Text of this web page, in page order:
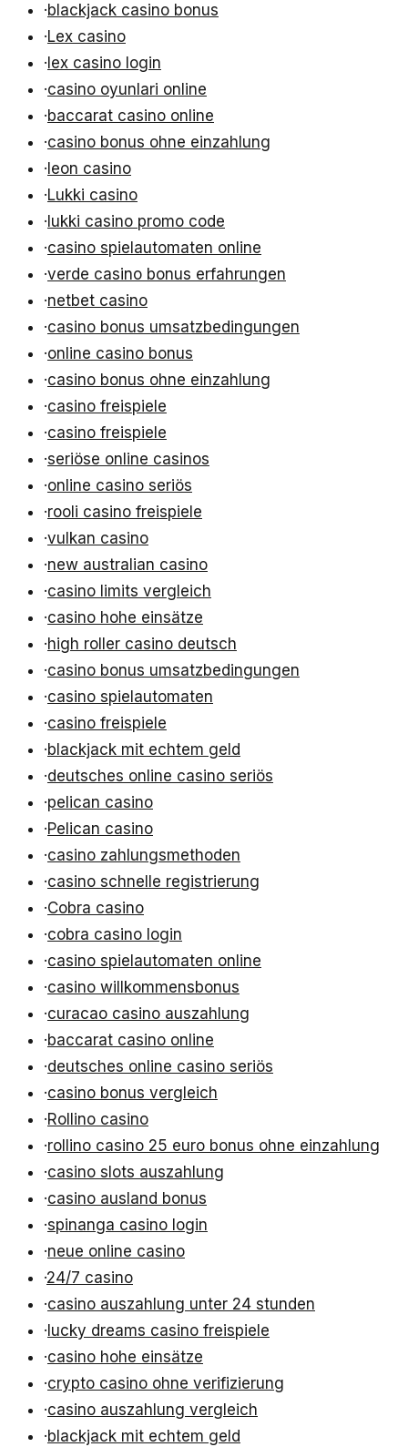
·blackjack casino bonus
·Lex casino
· lex casino login
·casino oyunlari online
·baccarat casino online
·casino bonus ohne einzahlung
· leon casino
·Lukki casino
· lukki casino promo code
·casino spielautomaten online
·verde casino bonus erfahrungen
·netbet casino
·casino bonus umsatzbedingungen
·online casino bonus
·casino bonus ohne einzahlung
·casino freispiele
·casino freispiele
·seriöse online casinos
·online casino seriös
·rooli casino freispiele
·vulkan casino
·new australian casino
·casino limits vergleich
·casino hohe einsätze
·high roller casino deutsch
·casino bonus umsatzbedingungen
·casino spielautomaten
·casino freispiele
·blackjack mit echtem geld
·deutsches online casino seriös
·pelican casino
·Pelican casino
·casino zahlungsmethoden
·casino schnelle registrierung
·Cobra casino
·cobra casino login
·casino spielautomaten online
·casino willkommensbonus
·curacao casino auszahlung
·baccarat casino online
·deutsches online casino seriös
·casino bonus vergleich
·Rollino casino
·rollino casino 25 euro bonus ohne einzahlung
·casino slots auszahlung
·casino ausland bonus
·spinanga casino login
·neue online casino
·24/7 casino
·casino auszahlung unter 24 stunden
· lucky dreams casino freispiele
·casino hohe einsätze
·crypto casino ohne verifizierung
·casino auszahlung vergleich
·blackjack mit echtem geld